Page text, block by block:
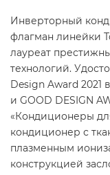
Инверторный
флагман линейки
лауреат
технологий.
Design Award
и GOOD DESIGN
«Кондиционеры
кондиционер с
плазменным
конструкцией